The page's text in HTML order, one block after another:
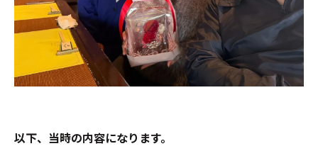
以下、当時の内容になります。